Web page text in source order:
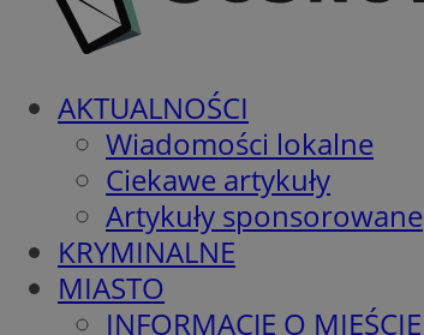
AKTUALNOŚCI
Wiadomości lokalne
Ciekawe artykuły
Artykuły sponsorowane
KRYMINALNE
MIASTO
INFORMACJE O MIEŚCIE